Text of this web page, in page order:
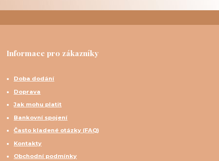
Informace pro zákazníky
Doba dodání
Doprava
Jak mohu platit
Bankovní spojení
Často kladené otázky (FAQ)
Kontakty
Obchodní podmínky